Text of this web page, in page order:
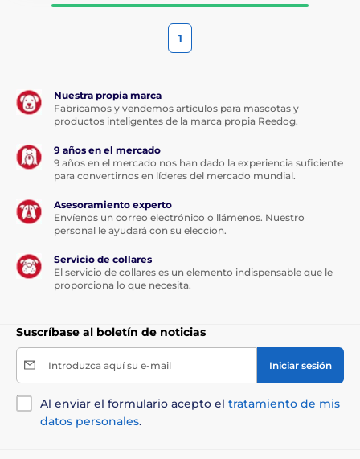
1
Nuestra propia marca
Fabricamos y vendemos artículos para mascotas y
productos inteligentes de la marca propia Reedog.
9 años en el mercado
9 años en el mercado nos han dado la experiencia suficiente
para convertirnos en líderes del mercado mundial.
Asesoramiento experto
Envíenos un correo electrónico o llámenos. Nuestro
personal le ayudará con su eleccion.
Servicio de collares
El servicio de collares es un elemento indispensable que le
proporciona lo que necesita.
Suscríbase al boletín de noticias
Introduzca aquí su e-mail Iniciar sesión
Al enviar el formulario acepto el tratamiento de mis
datos personales.